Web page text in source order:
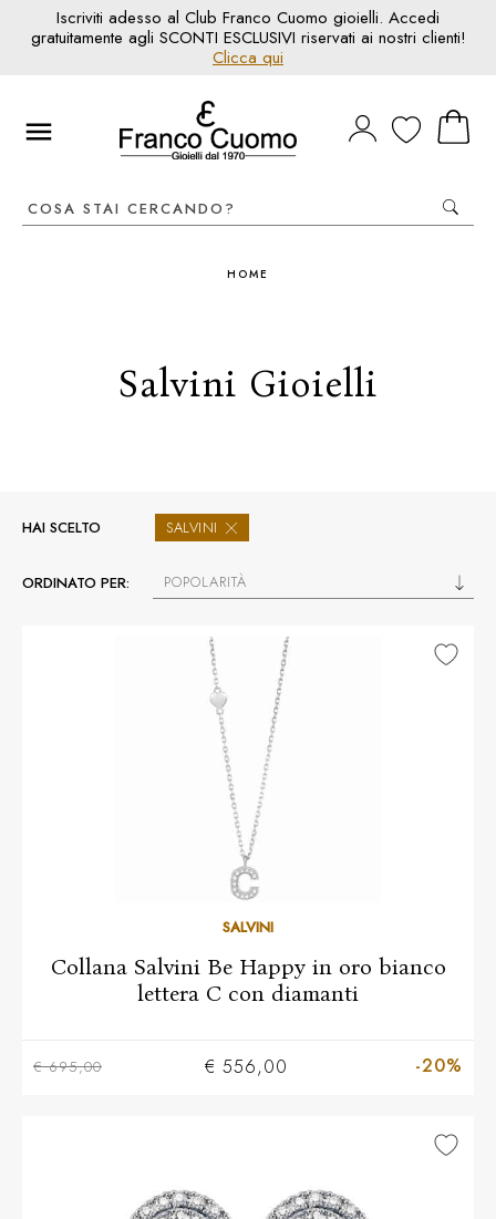
Iscriviti adesso al Club Franco Cuomo gioielli. Accedi
gratuitamente agli SCONTI ESCLUSIVI riservati ai nostri clienti!
Clicca qui
HOME
Salvini Gioielli
HAI SCELTO SALVINI
ORDINATO PER: POPOLARITÀ
SALVINI
Collana Salvini Be Happy in oro bianco
lettera C con diamanti
€ 695,00 € 556,00 -20%